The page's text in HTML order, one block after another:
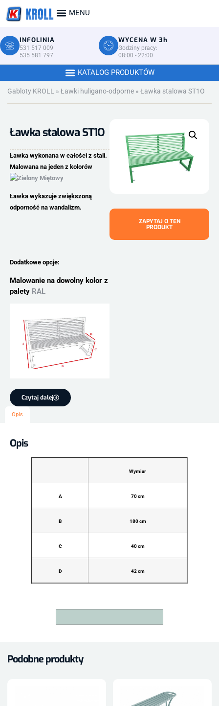
INFOLINIA
531 517 009
535 581 797
WYCENA W 3h
Godziny pracy:
08:00 - 22:00
Gabloty KROLL » Ławki huligano-odporne » Ławka stalowa ST1O
ZAPYTAJ O TEN
PRODUKT
Ławka stalowa ST1O
Ławka wykonana w całości z stali.
Malowana na jeden z kolorów
Ławka wykazuje zwiększoną
odporność na wandalizm.
Dodatkowe opcje:
Malowanie na dowolny kolor z
palety RAL
Czytaj dalej
Opis
Opis
Wymiar
A 70 cm
B 180 cm
C 40 cm
D 42 cm
Podobne produkty